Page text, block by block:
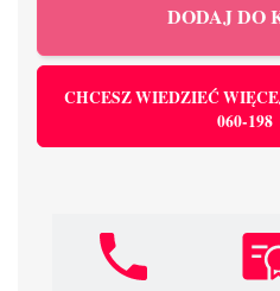
DODAJ DO
CHCESZ WIEDZIEĆ
060-198